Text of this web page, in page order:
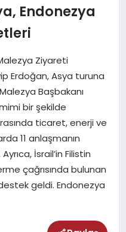
Endonezya
Ziyareti
Erdoğan, Asya turuna
Başbakanı
bir şekilde
ticaret, enerji ve
11 anlaşmanın
İsrail’in Filistin
çağrısında bulunan
geldi. Endonezya